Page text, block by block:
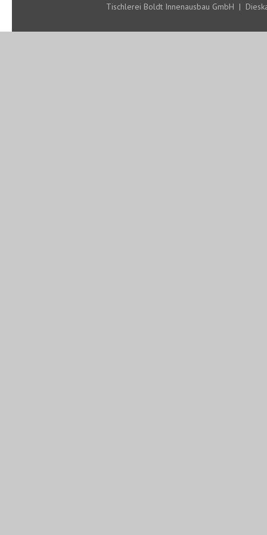
Tischlerei Boldt Innenausbau GmbH |